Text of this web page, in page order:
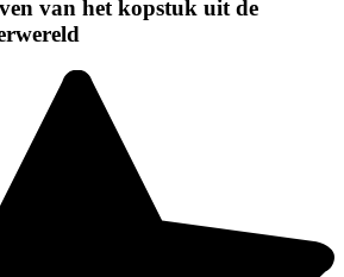
van het kopstuk uit de